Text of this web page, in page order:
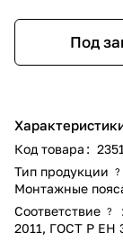
Под
Код товара :
Тип продукции
?
Монтажные
Соответствие ? :
2011, ГОСТ Р ЕН